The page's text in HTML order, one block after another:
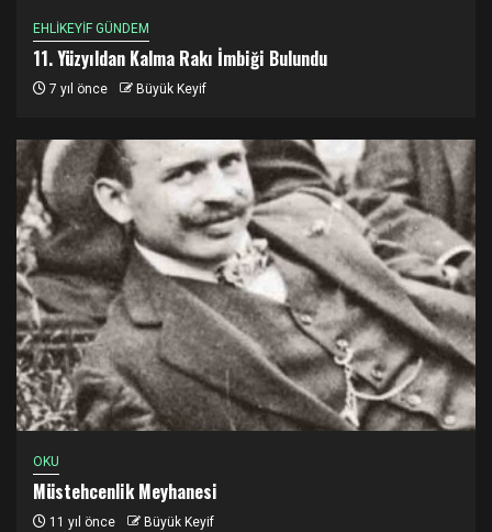
EHLİKEYİF GÜNDEM
11. Yüzyıldan Kalma Rakı İmbiği Bulundu
7 yıl önce Büyük Keyif
OKU
Müstehcenlik Meyhanesi
11 yıl önce Büyük Keyif